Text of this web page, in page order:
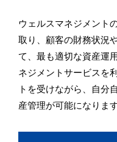
ウェルスマネジメント
取り、顧客の財務状況
て、最も適切な資産運
ネジメントサービスを
トを受けながら、自分
産管理が可能になります